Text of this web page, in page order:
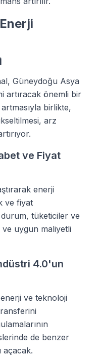
Güneydoğu Asya
artıracak önemli bir
birlikte,
arz
ve Fiyat
enerji
ve fiyat
durum, tüketiciler ve
uygun maliyetli
4.0'un
ve teknoloji
de benzer